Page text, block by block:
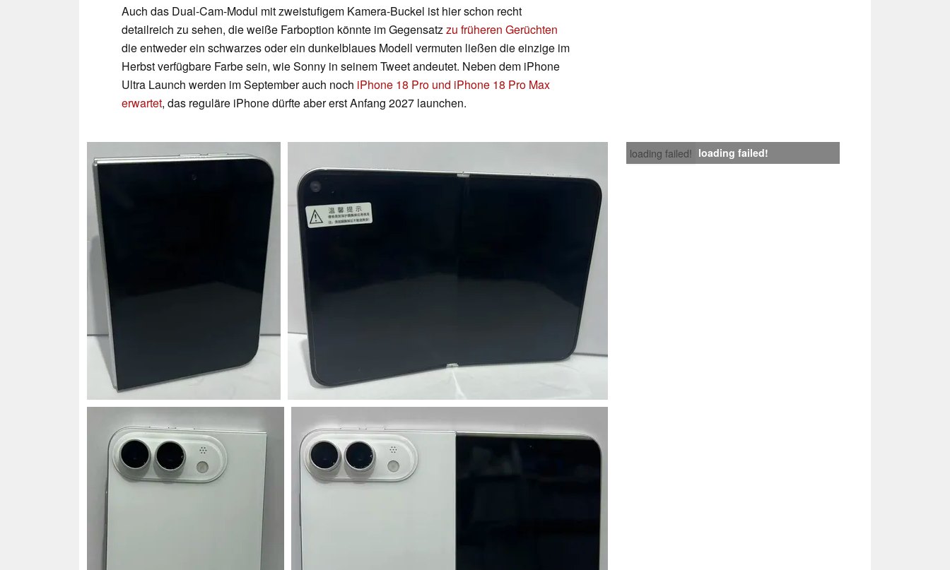
Auch das Dual-Cam-Modul mit zweistufigem Kamera-Buckel ist hier schon recht
detailreich zu sehen, die weiße Farboption könnte im Gegensatzzu früheren Gerüchten
die entweder ein schwarzes oder ein dunkelblaues Modell vermuten ließen die einzige im
Herbst verfügbare Farbe sein, wie Sonny in seinem Tweet andeutet. Neben dem iPhone
Ultra Launch werden im September auch noch iPhone 18 Pro und iPhone 18 Pro Max
erwartet, das reguläre iPhone dürfte aber erst Anfang 2027 launchen.
loading failed! loading failed!